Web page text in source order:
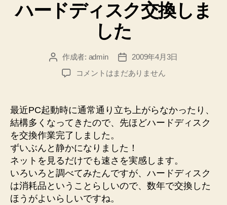
ゴ
リ
ー
ハードディスク交換しま
した
投 作成者: admin
投
稿
日
2009年4月3日
ハ
デ
ィ
ス
ク
交
換
し
ま
し
コメントはまだありません
最近PC起動時に通常通り立ち上がらなかったり、
結構多くなってきたので、先ほどハードディスク
を交換作業完了しました。
ずいぶんと静かになりました！
ネットを見るだけでも速さを実感します。
いろいろと調べてみたんですが、ハードディスク
は消耗品ということらしいので、数年で交換した
ほうがよいらしいですね。